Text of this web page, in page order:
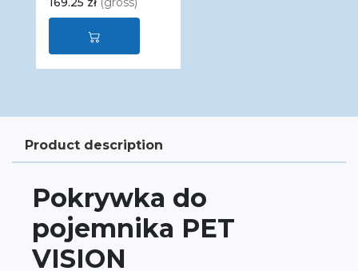
Product description
Pokrywka do
pojemnika PET
VISION